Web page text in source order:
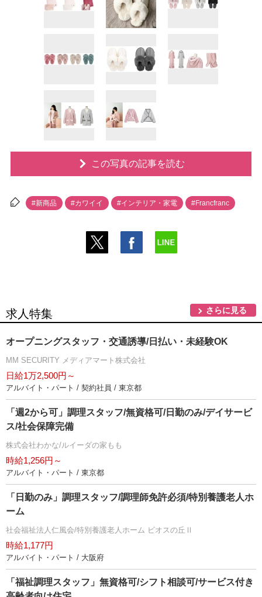
この写真の記事を読む
#新商品 #カワイイ #インテリア・家電 #Francfranc
求人特集 さらに見る
オープニングスタッフ・交通誘導/日払い・未経験OK
MM SECURITY メディアマート株式会社
日給1万2,500円～
アルバイト・パート / 契約社員 / 東京都
「週2から可」調理スタッフ/無資格可/日勤のみ/デイサービ
ス/社会保障完備
株式会社わかな/ルイーダの家もも
時給1,256円～
アルバイト・パート / 東京都
「日勤のみ」調理スタッフ/調理師免許必須/特別養護老人ホ
ーム
社会福祉法人仁風会/特別養護老人ホーム ビオスの丘Ⅱ
時給1,177円
アルバイト・パート / 大阪府
「福祉調理スタッフ」無資格可/シフト相談可/サービス付き